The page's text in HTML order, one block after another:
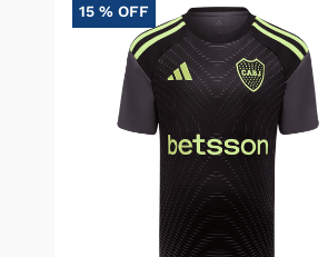
15 % OFF